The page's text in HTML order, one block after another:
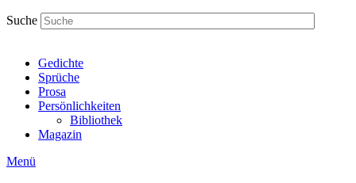
Suche
Gedichte
Sprüche
Prosa
Persönlichkeiten
Bibliothek
Magazin
Menü